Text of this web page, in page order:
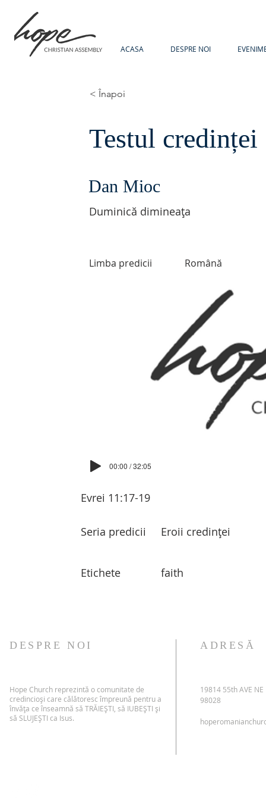
ACASA DESPRE NOI
< Înapoi
Testul credinței
Dan Mioc
Duminică dimineața
Limba predicii Română
00:00 / 32:05
Evrei 11:17-19
Eroii credinței
Seria predicii
Etichete faith
DESPRE NOI
Hope Church reprezintă o comunitate de
credincioși care călătoresc împreună pentru a
învăța ce înseamnă să TRĂIEȘTI, să IUBEȘTI și
să SLUJEȘTI ca Isus.
ADRESĂ
19814 55th AVE
98028